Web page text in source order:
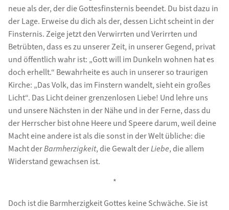
neue als der, der die Gottesfinsternis beendet. Du bist dazu in
der Lage. Erweise du dich als der, dessen Licht scheint in der
Finsternis. Zeige jetzt den Verwirrten und Verirrten und
Betrübten, dass es zu unserer Zeit, in unserer Gegend, privat
und öffentlich wahr ist: „Gott will im Dunkeln wohnen hat es
doch erhellt.“ Bewahrheite es auch in unserer so traurigen
Kirche: „Das Volk, das im Finstern wandelt, sieht ein großes
Licht“. Das Licht deiner grenzenlosen Liebe! Und lehre uns
und unsere Nächsten in der Nähe und in der Ferne, dass du
der Herrscher bist ohne Heere und Speere darum, weil deine
Macht eine andere ist als die sonst in der Welt übliche: die
Macht derBarmherzigkeit, die Gewalt derLiebe, die allem
Widerstand gewachsen ist.
*
Doch ist die Barmherzigkeit Gottes keine Schwäche. Sie ist